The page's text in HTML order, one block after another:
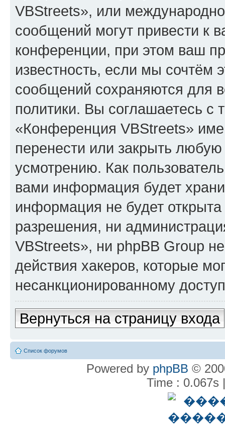
VBStreets», или
сообщений могут привести к
конференции, при этом ваш
известность, если мы сочтём
сообщений сохраняются для
политики. Вы соглашаетесь
«Конференция VBStreets»
перенести или закрыть
усмотрению. Как
вами информация будет
информация не будет
разрешения, ни
VBStreets», ни phpBB Group
действия хакеров, которые
несанкционированному
Вернуться на страницу входа
Список форумов
Powered by phpBB ©
Time : 0.067s